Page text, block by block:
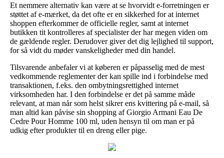
Et nemmere alternativ kan være at se hvorvidt e-forretningen er
støttet af e-mærket, da det ofte er en sikkerhed for at internet
shoppen efterkommer de officielle regler, samt at internet
butikken tit kontrolleres af specialister der har megen viden om
de gældende regler. Derudover giver det dig lejlighed til support,
for så vidt du møder vanskeligheder med din handel.
Tilsvarende anbefaler vi at køberen er påpasselig med de mest
vedkommende reglementer der kan spille ind i forbindelse med
transaktionen, f.eks. den ombytningsrettighed internet
virksomheden har. I den forbindelse er det på samme måde
relevant, at man når som helst sikrer ens kvittering på e-mail, så
man altid kan påvise sin shopping af Giorgio Armani Eau De
Cedre Pour Homme 100 ml, uden hensyn til om man er på
udkig efter produkter til en dreng eller pige.